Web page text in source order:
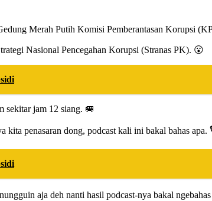
Merah Putih Komisi Pemberantasan Korupsi
Nasional Pencegahan Korupsi (Stranas PK). 😮
sekitar jam 12 siang. 🚐
penasaran dong, podcast kali ini bakal bahas apa.
aja deh nanti hasil podcast-nya bakal